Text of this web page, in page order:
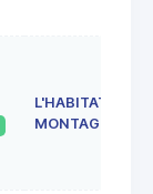
L'HABITAT DE
MONTAGNE